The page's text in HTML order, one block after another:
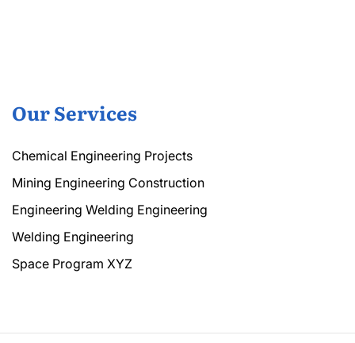
Our Services
Chemical Engineering Projects
Mining Engineering Construction
Engineering Welding Engineering
Welding Engineering
Space Program XYZ